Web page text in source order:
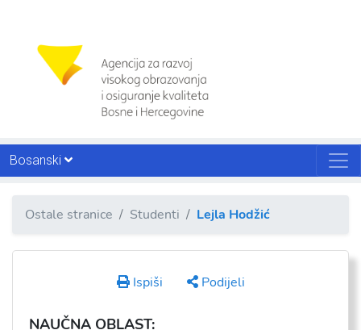
Bosanski
Ostale stranice Studenti Lejla Hodžić
Ispiši Podijeli
NAUČNA OBLAST: